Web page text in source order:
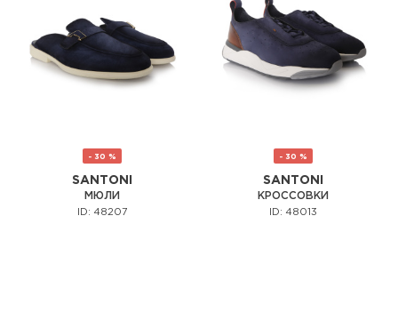
- 30 %
SANTONI
МЮЛИ
ID: 48207
- 30 %
SANTONI
КРОССОВКИ
ID: 48013